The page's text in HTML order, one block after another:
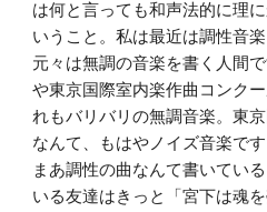
は何と言っても和声法的に理
いうこと。私は最近は調性音
元々は無調の音楽を書く人間
や東京国際室内楽作曲コンク
れもバリバリの無調音楽。東
なんて、もはやノイズ音楽で
まあ調性の曲なんて書いてい
いる友達はきっと「宮下は魂